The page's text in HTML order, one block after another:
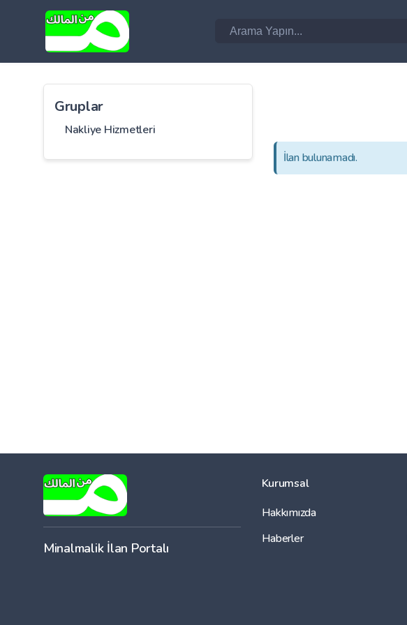
Gruplar
Nakliye Hizmetleri
İlan bulunamadı.
Minalmalik İlan Portalı
Kurumsal
Hakkımızda
Haberler